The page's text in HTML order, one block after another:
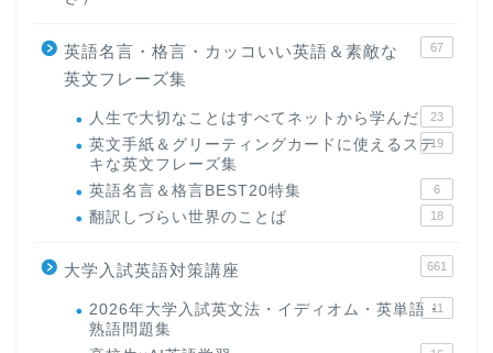
英語名言・格言・カッコいい英語＆素敵な
英文フレーズ集
67
人生で大切なことはすべてネットから学んだ 23
英文手紙＆グリーティングカードに使えるステ
キな英文フレーズ集
19
英語名言＆格言BEST20特集 6
翻訳しづらい世界のことば 18
大学入試英語対策講座 661
2026年大学入試英文法・イディオム・英単語・
熟語問題集
11